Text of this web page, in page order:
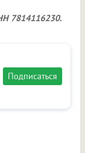
7814116230.
Подписаться